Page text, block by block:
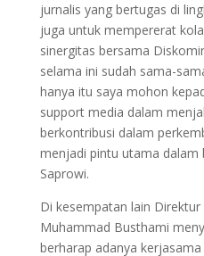
jurnalis yang bertugas di
juga untuk mempererat
sinergitas bersama
selama ini sudah sama-
hanya itu saya mohon
support media dalam
berkontribusi dalam
menjadi pintu utama dalam
Saprowi.
Di kesempatan lain
Muhammad Busthami
berharap adanya